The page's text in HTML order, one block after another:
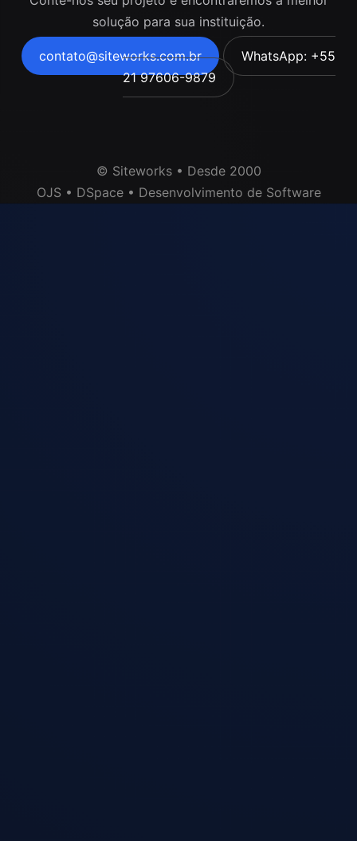
solução para sua instituição.
contato@siteworks.com.br
WhatsApp: +55
21 97606-9879
© Siteworks • Desde 2000
OJS • DSpace • Desenvolvimento de Software